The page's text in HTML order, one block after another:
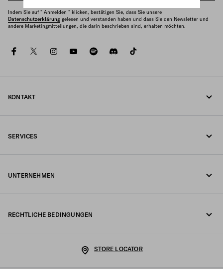
Indem Sie auf " Anmelden " klicken, bestätigen Sie, dass Sie unsere
Datenschutzerklärung gelesen und verstanden haben und dass Sie den Newsletter und
andere Marketingmitteilungen, die darin beschrieben sind, erhalten möchten.
facebooktwitterinstagramyoutubespotifydiscord
KONTAKT
SERVICES
UNTERNEHMEN
RECHTLICHE BEDINGUNGEN
STORE LOCATOR